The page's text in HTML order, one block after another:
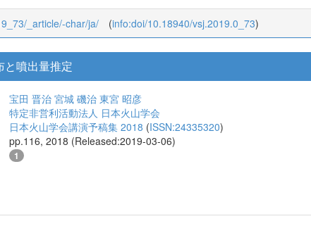
_article/-char/ja/
と噴出量推定
宝田 晋治 宮城 磯治 東宮 昭彦
特定非営利活動法人 日本火山学会